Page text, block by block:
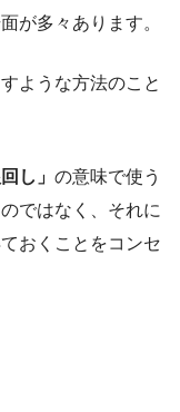
が多々あります。
ような方法のこと
し」 の意味で使う
ではなく、それに
おくことをコンセ